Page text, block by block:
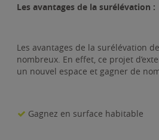
Les avantages de la surélévation :
Les avantages de la surélévation
nombreux. En effet, ce projet
un nouvel espace et gagner de
Gagnez en surface habitable